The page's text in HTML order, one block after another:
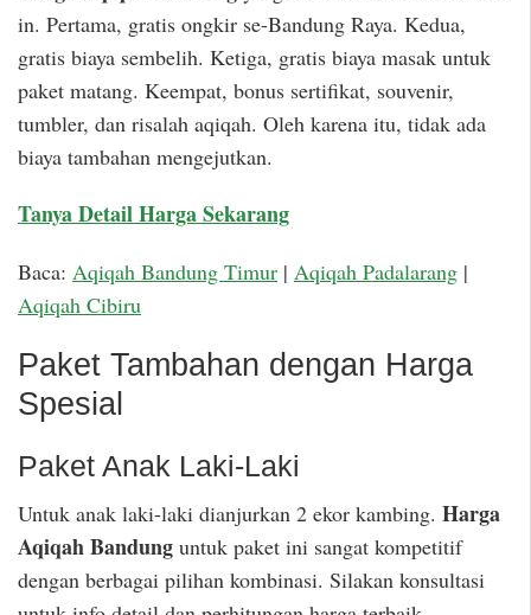
in. Pertama, gratis ongkir se-Bandung Raya. Kedua,
gratis biaya sembelih. Ketiga, gratis biaya masak untuk
paket matang. Keempat, bonus sertifikat, souvenir,
tumbler, dan risalah aqiqah. Oleh karena itu, tidak ada
biaya tambahan mengejutkan.
Tanya Detail Harga Sekarang
Baca: Aqiqah Bandung Timur | Aqiqah Padalarang |
Aqiqah Cibiru
Paket Tambahan dengan Harga
Spesial
Paket Anak Laki-Laki
Untuk anak laki-laki dianjurkan 2 ekor kambing. Harga
Aqiqah Bandung untuk paket ini sangat kompetitif
dengan berbagai pilihan kombinasi. Silakan konsultasi